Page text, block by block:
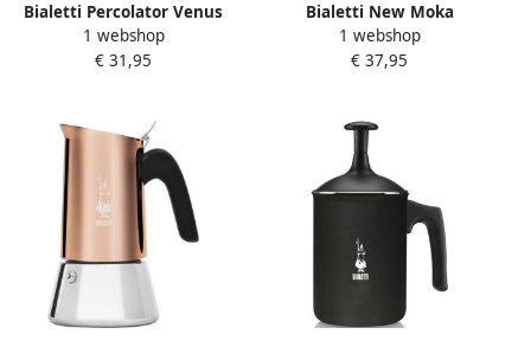
Bialetti Percolator Venus
koffiezetapparaat 6 kopjes
zilver
1 webshop
€ 31,95
Bialetti New Moka
Induction koffiezetapparaat
rood zwart grijs 6 kopjes
1 webshop
€ 37,95